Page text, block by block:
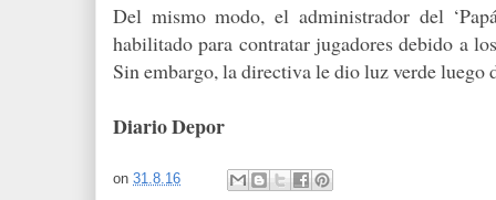
Del mismo modo, el administrador del
habilitado para contratar jugadores debido a
Sin embargo, la directiva le dio luz verde luego
Diario Depor
on 31.8.16